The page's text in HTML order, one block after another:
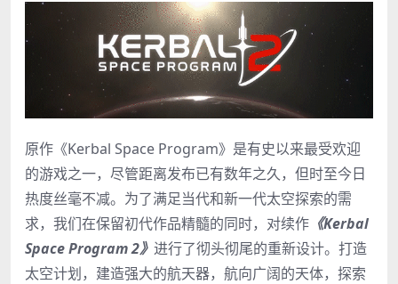
原作《Kerbal Space Program》是有史以来最受欢迎
的游戏之一，尽管距离发布已有数年之久，但时至今日
热度丝毫不减。为了满足当代和新一代太空探索的需
求，我们在保留初代作品精髓的同时，对续作 《Kerbal
Space Program 2》 进行了彻头彻尾的重新设计。打造
太空计划，建造强大的航天器，航向广阔的天体，探索